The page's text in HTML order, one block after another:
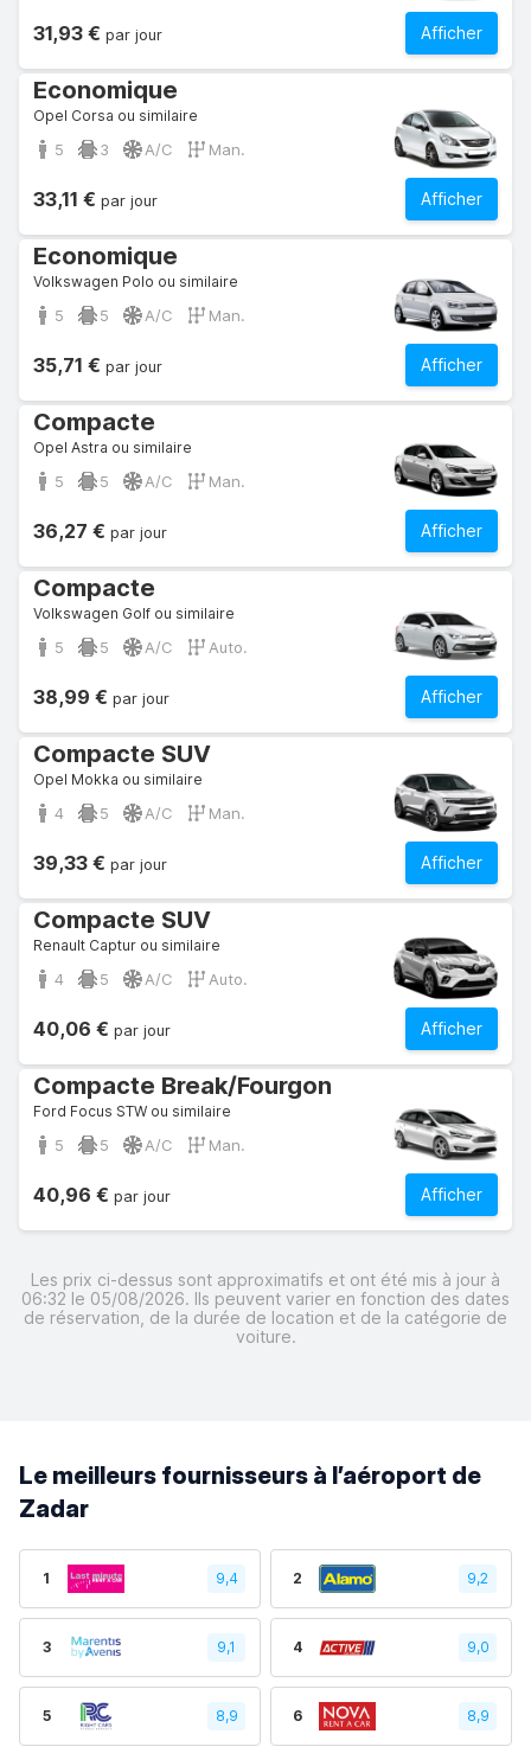
Afficher
31,93 € par jour
Economique
Opel Corsa ou similaire
5 3 A/C Man.
Afficher
33,11 € par jour
Economique
Volkswagen Polo ou similaire
5 5 A/C Man.
Afficher
35,71 € par jour
Compacte
Opel Astra ou similaire
5 5 A/C Man.
Afficher
36,27 € par jour
Compacte
Volkswagen Golf ou similaire
5 5 A/C Auto.
Afficher
38,99 € par jour
Compacte SUV
Opel Mokka ou similaire
4 5 A/C Man.
Afficher
39,33 € par jour
Compacte SUV
Renault Captur ou similaire
4 5 A/C Auto.
Afficher
40,06 € par jour
Compacte Break/Fourgon
Ford Focus STW ou similaire
5 5 A/C Man.
Afficher
40,96 € par jour
Les prix ci-dessus sont approximatifs et ont été mis à jour à
06:32 le 05/08/2026. Ils peuvent varier en fonction des dates
de réservation, de la durée de location et de la catégorie de
voiture.
Le meilleurs fournisseurs à l’aéroport de
Zadar
1 9,4 2 9,2
3 9,1 4 9,0
5 8,9 6 8,9